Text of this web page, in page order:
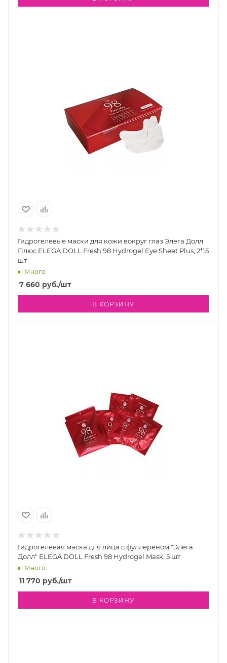
Гидрогелевые маски для кожи вокруг глаз Элега Долл
Плюс ELEGA DOLL Fresh 98 Hydrogel Eye Sheet Plus, 2*15
шт
Много
7 660 руб./шт
В КОРЗИНУ
Гидрогелевая маска для лица с фуллереном "Элега
Долл" ELEGA DOLL Fresh 98 Hydrogel Mask, 5 шт
Много
11 770 руб./шт
В КОРЗИНУ